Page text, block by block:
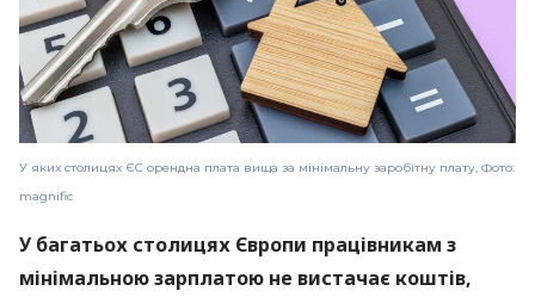
У яких столицях ЄС орендна плата вища за мінімальну заробітну плату, Фото:
magnific
У багатьох столицях Європи працівникам з
мінімальною зарплатою не вистачає коштів,